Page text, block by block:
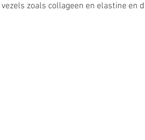
zoals collageen en elastine en